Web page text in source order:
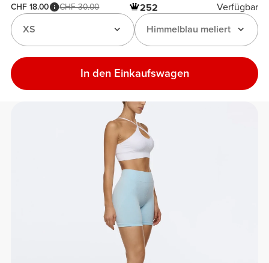
CHF 18.00 CHF 30.00 252
Verfügbar
Himmelblau meliert
XS
In den Einkaufswagen